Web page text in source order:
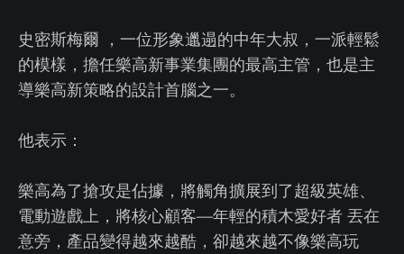
史密斯梅爾 ，一位形象邋遢的中年大叔，一派輕鬆
的模樣，擔任樂高新事業集團的最高主管，也是主
導樂高新策略的設計首腦之一。
他表示：
樂高為了搶攻是佔據，將觸角擴展到了超級英雄、
電動遊戲上，將核心顧客—年輕的積木愛好者 丟在
意旁，產品變得越來越酷，卻越來越不像樂高玩